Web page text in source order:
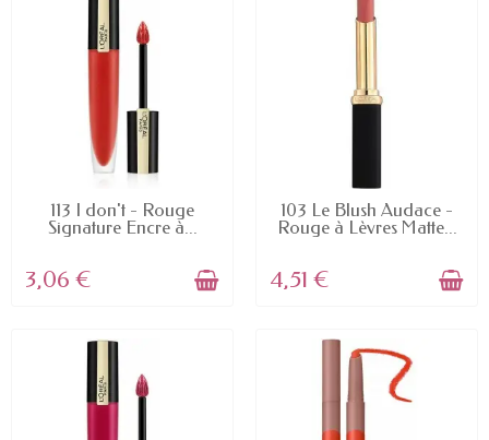
EN STOCK
113 I don't - Rouge
Signature Encre à...
3,06 €
EN STOCK
103 Le Blush Audace -
Rouge à Lèvres Matte...
4,51 €